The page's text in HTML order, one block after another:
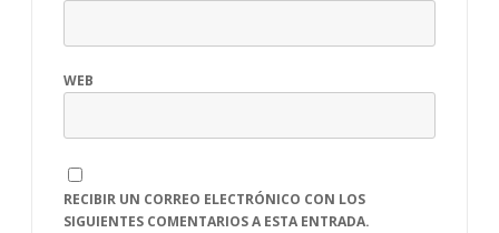
WEB
RECIBIR UN CORREO ELECTRÓNICO CON LOS
SIGUIENTES COMENTARIOS A ESTA ENTRADA.